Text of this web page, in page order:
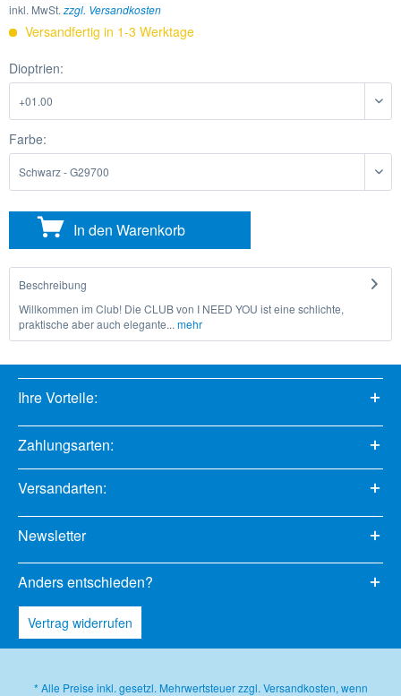
inkl. MwSt. zzgl. Versandkosten
Versandfertig in 1-3 Werktage
Dioptrien:
Farbe:
In den Warenkorb
Beschreibung
Willkommen im Club! Die CLUB von I NEED YOU ist eine schlichte,
praktische aber auch elegante... mehr
Ihre Vorteile:
Zahlungsarten:
Versandarten:
Newsletter
Anders entschieden?
Vertrag widerrufen
* Alle Preise inkl. gesetzl. Mehrwertsteuer zzgl. Versandkosten, wenn